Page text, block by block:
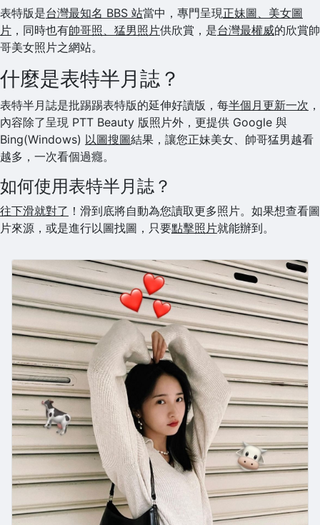
表特版是台灣最知名 BBS 站當中，專門呈現正妹圖、美女圖
片 ，同時也有帥哥照、猛男照片供欣賞，是台灣最權威的欣賞帥
哥美女照片之網站。
什麼是表特半月誌？
表特半月誌是批踢踢表特版的延伸好讀版，每半個月更新一次 ，
內容除了呈現 PTT Beauty 版照片外，更提供 Google 與
Bing(Windows) 以圖搜圖結果，讓您正妹美女、帥哥猛男越看
越多，一次看個過癮。
如何使用表特半月誌？
往下滑就對了 ！滑到底將自動為您讀取更多照片。如果想查看圖
片來源，或是進行以圖找圖，只要點擊照片就能辦到。